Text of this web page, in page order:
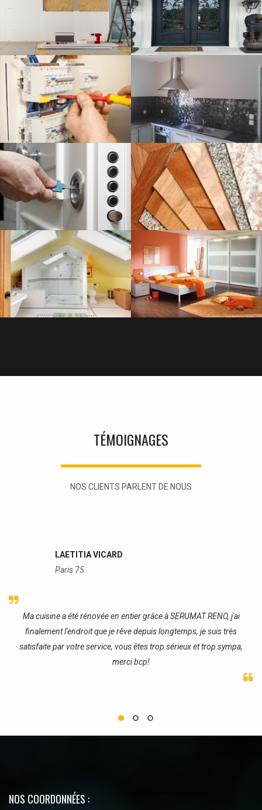
ELECTRICITÉ
SAVOIR PLUS
SERRURERIE
SAVOIR PLUS
PLOMBERIE
SAVOIR PLUS
TÉMOIGNAGES
NOS CLIENTS PARLENT DE NOUS
LAETITIA VICARD
Paris 75
Ma cuisine a été rénovée en entier grâce à SERUMAT RENO, j'ai
finalement l'endroit que je rêve depuis longtemps, je suis très
satisfaite par votre service, vous êtes trop sérieux et trop sympa,
merci bcp!
NOS COORDONNÉES :